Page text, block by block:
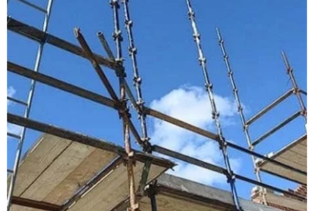
더 읽기